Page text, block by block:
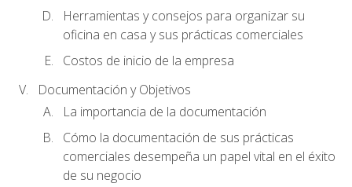
Herramientas y consejos para organizar su
oficina en casa y sus prácticas comerciales
Costos de inicio de la empresa
Documentación y Objetivos
La importancia de la documentación
Cómo la documentación de sus prácticas
comerciales desempeña un papel vital en el éxito
de su negocio